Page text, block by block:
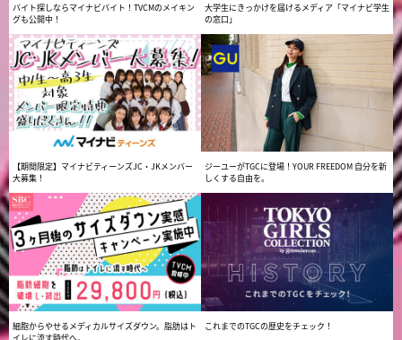
バイト探しならマイナビバイト！TVCMのメイキン
グも公開中！
大学生にきっかけを届けるメディア「マイナビ学生
の窓口」
【期間限定】マイナビティーンズJC・JKメンバー
大募集！
ジーユーがTGCに登場！YOUR FREEDOM 自分を新
しくする自由を。
細胞からやせるメディカルサイズダウン。脂肪はト
イレに流す時代へ。
これまでのTGCの歴史をチェック！